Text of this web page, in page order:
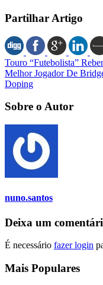
Partilhar Artigo
Touro “Futebolista”
Melhor Jogador De
Doping
Sobre o Autor
nuno.santos
Deixa um
É necessário fazer login
Mais Populares